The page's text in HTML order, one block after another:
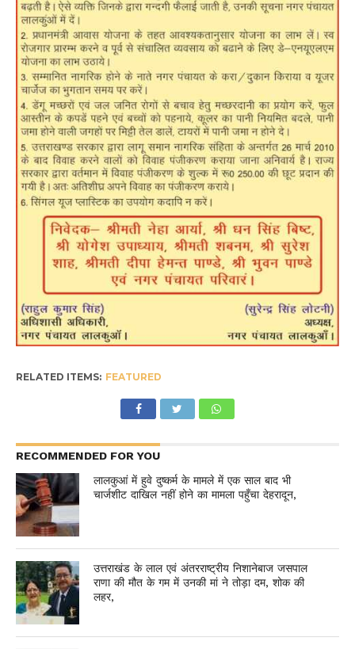
RELATED ITEMS: FEATURED
RECOMMENDED FOR YOU
लालकुआं में हुवे दुष्कर्म के मामले में एक साल बाद भी
चार्जशीट दाखिल नहीं होने का मामला पहुँचा देहरादून,
उत्तराखंड के लाल एवं अंतरराष्ट्रीय निशानेबाज जसपाल
राणा की मौत के गम में उनकी मां ने तोड़ा दम, शोक की
लहर,